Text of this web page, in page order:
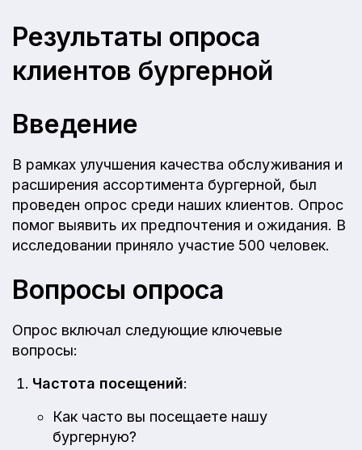
Результаты опроса
клиентов бургерной
Введение
В рамках улучшения качества обслуживания и
расширения ассортимента бургерной, был
проведен опрос среди наших клиентов. Опрос
помог выявить их предпочтения и ожидания. В
исследовании приняло участие 500 человек.
Вопросы опроса
Опрос включал следующие ключевые
вопросы:
Частота посещений:
Как часто вы посещаете нашу
бургерную?